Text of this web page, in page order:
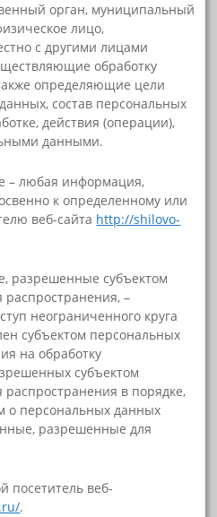
орган, муниципальный
лицо,
с другими лицами
обработку
определяющие цели
состав персональных
действия (операции),
данными.
– любая информация,
к определенному или
веб-сайта http://shilovo-
разрешенные субъектом
–
неограниченного круга
субъектом персональных
на обработку
субъектом
в порядке,
о персональных данных
разрешенные для
посетитель веб-
.